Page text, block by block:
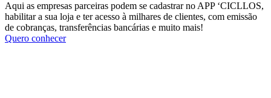
Aqui as empresas parceiras podem se cadastrar no APP ‘CICLLOS,
habilitar a sua loja e ter acesso à milhares de clientes, com emissão
de cobranças, transferências bancárias e muito mais!
Quero conhecer